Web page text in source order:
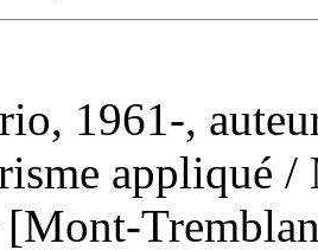
1961-,
appliqué /